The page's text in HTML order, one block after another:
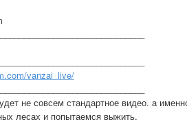
vanzai_live/
не совсем стандартное видео. а
лесах и попытаемся выжить.